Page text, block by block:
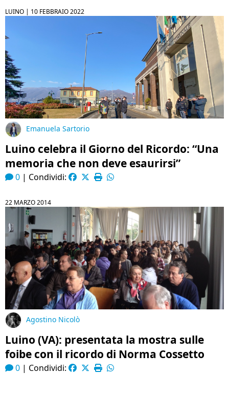
LUINO | 10 FEBBRAIO 2022
Emanuela Sartorio
Luino celebra il Giorno del Ricordo: “Una
memoria che non deve esaurirsi”
0 | Condividi:
22 MARZO 2014
Agostino Nicolò
Luino (VA): presentata la mostra sulle
foibe con il ricordo di Norma Cossetto
0 | Condividi: